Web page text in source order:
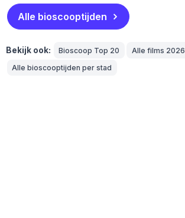
Alle bioscooptijden
Bekijk ook: Bioscoop Top 20
Alle films 2026
Alle bioscooptijden per stad